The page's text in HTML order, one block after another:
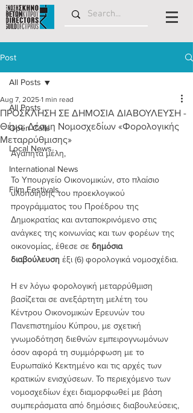
Post
All Posts
Open Calls
Local News
International News
Film Festivals
All Posts
ΠΡΟΣΚΛΗΣΗ ΣΕ ΔΗΜΟΣΙΑ ΔΙΑΒΟΥΛΕΥΣΗ -
Θέμα: Δέσμη Νομοσχεδίων «Φορολογικής
Μεταρρύθμισης»
Aug 7, 2025 1 min read
Αγαπητά μέλη,
Το Υπουργείο Οικονομικών, στο πλαίσιο
υλοποίησης του προεκλογικού
προγράμματος του Προέδρου της
Δημοκρατίας και ανταποκρινόμενο στις
ανάγκες της κοινωνίας και των φορέων της
οικονομίας, έθεσε σε δημόσια
διαβούλευση έξι (6) φορολογικά νομοσχέδια.
Η εν λόγω φορολογική μεταρρύθμιση
βασίζεται σε ανεξάρτητη μελέτη του
Κέντρου Οικονομικών Ερευνών του
Πανεπιστημίου Κύπρου, με σχετική
γνωμοδότηση διεθνών εμπειρογνωμόνων
όσον αφορά τη συμμόρφωση με το
Ευρωπαϊκό Κεκτημένο και τις αρχές των
κρατικών ενισχύσεων. Το περιεχόμενο των
νομοσχεδίων έχει διαμορφωθεί με βάση
συμπεράσματα από δημόσιες διαβουλεύσεις,